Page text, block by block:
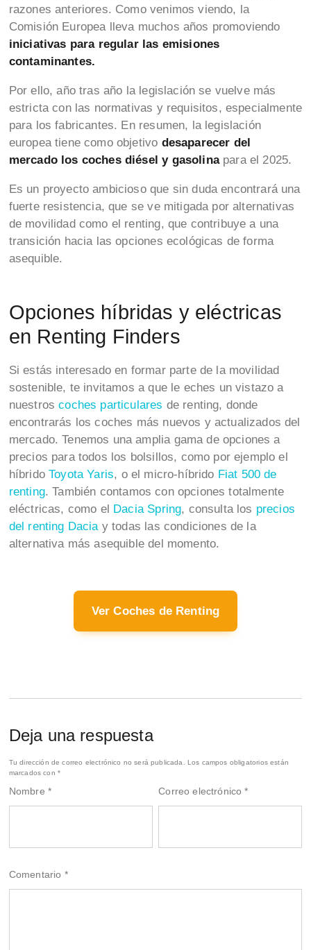
razones anteriores. Como venimos viendo, la
Comisión Europea lleva muchos años promoviendo
iniciativas para regular las emisiones
contaminantes.
Por ello, año tras año la legislación se vuelve más
estricta con las normativas y requisitos, especialmente
para los fabricantes. En resumen, la legislación
europea tiene como objetivo desaparecer del
mercado los coches diésel y gasolina para el 2025.
Es un proyecto ambicioso que sin duda encontrará una
fuerte resistencia, que se ve mitigada por alternativas
de movilidad como el renting, que contribuye a una
transición hacia las opciones ecológicas de forma
asequible.
Opciones híbridas y eléctricas
en Renting Finders
Si estás interesado en formar parte de la movilidad
sostenible, te invitamos a que le eches un vistazo a
nuestroscoches particulares de renting, donde
encontrarás los coches más nuevos y actualizados del
mercado. Tenemos una amplia gama de opciones a
precios para todos los bolsillos, como por ejemplo el
híbridoToyota Yaris, o el micro-híbrido Fiat 500 de
renting. También contamos con opciones totalmente
eléctricas, como el
Dacia Spring, consulta los precios
del renting Daciay todas las condiciones de la
alternativa más asequible del momento.
Ver Coches de Renting
Deja una respuesta
Tu dirección de correo electrónico no será publicada.
Los campos obligatorios están
marcados con *
Nombre * Correo electrónico*
Comentario *